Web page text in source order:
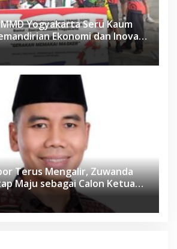
Yogyakarta Seru Kaum
Ekonomi dan Inovasi
Terus Mengalir, Zuwanda
Maju sebagai Calon Ketua